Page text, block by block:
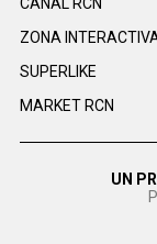
ZONA
SUPERLIKE
MARKET RCN
UN